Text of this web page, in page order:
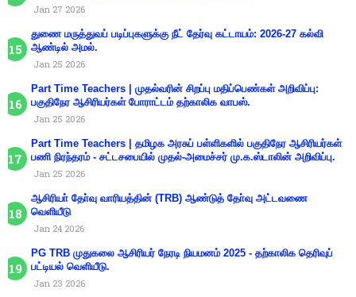
Jan 27 2026
துணை மருத்துவப் படிப்புகளுக்கு நீட் தேர்வு கட்டாயம்: 2026-27 கல்வி
ஆண்டில் அமல்.
Jan 25 2026
Part Time Teachers | முதல்வரின் சிறப்பு மதிப்பெண்கள் அறிவிப்பு:
பகுதிநேர ஆசிரியர்கள் போராட்டம் தற்காலிக வாபஸ்.
Jan 25 2026
Part Time Teachers | தமிழக அரசுப் பள்ளிகளில் பகுதிநேர ஆசிரியர்கள்
பணி நிரந்தரம் - சட்டசபையில் முதல்-அமைச்சர் மு.க.ஸ்டாலின் அறிவிப்பு.
Jan 25 2026
ஆசிரியா் தோ்வு வாரியத்தின் (TRB) ஆண்டுத் தோ்வு அட்டவணை
வெளியீடு
Jan 24 2026
PG TRB முதுகலை ஆசிரியர் நேரடி நியமனம் 2025 - தற்காலிக தெரிவுப்
பட்டியல் வெளியீடு.
Jan 23 2026